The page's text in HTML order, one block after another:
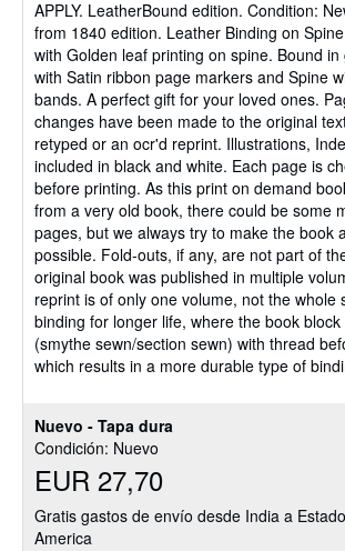
Nuevo - Tapa dura
Condición: Nuevo
EUR 27,70
Gratis gastos de envío desde India a
America
5
estrellas
APPLY. LeatherBound edition. Condition:
from 1840 edition. Leather Binding on
with Golden leaf printing on spine. Bound
with Satin ribbon page markers and Spine
bands. A perfect gift for your loved ones.
changes have been made to the original
retyped or an ocr'd reprint. Illustrations,
included in black and white. Each page is
before printing. As this print on demand
from a very old book, there could be some
pages, but we always try to make the book
possible. Fold-outs, if any, are not part of
original book was published in multiple
reprint is of only one volume, not the whole
binding for longer life, where the book
(smythe sewn/section sewn) with thread
which results in a more durable type of